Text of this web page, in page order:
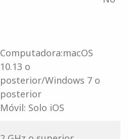
Computadora:macOS
10.13 o
posterior/Windows 7 o
posterior
Móvil: Solo iOS